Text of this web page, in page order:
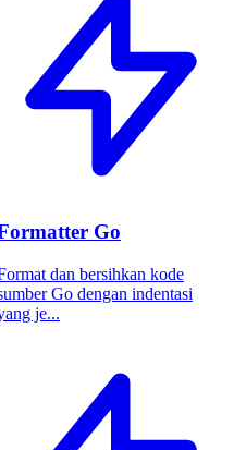
Go
dan bersihkan kode
Go dengan indentasi
je...